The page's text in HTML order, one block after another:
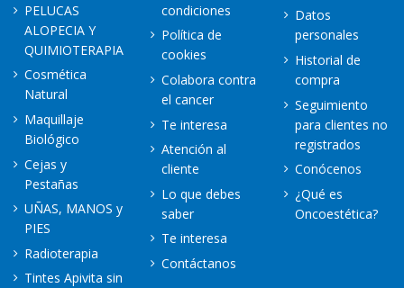
PELUCAS
ALOPECIA Y
QUIMIOTERAPIA
Cosmética
Natural
Maquillaje
Biológico
Cejas y
Pestañas
UÑAS, MANOS y
PIES
Radioterapia
Tintes Apivita sin
condiciones
Política de
cookies
Colabora contra
el cancer
Te interesa
Atención al
cliente
Lo que debes
saber
Te interesa
Contáctanos
Datos
personales
Historial de
compra
Seguimiento
para clientes no
registrados
Conócenos
¿Qué es
Oncoestética?